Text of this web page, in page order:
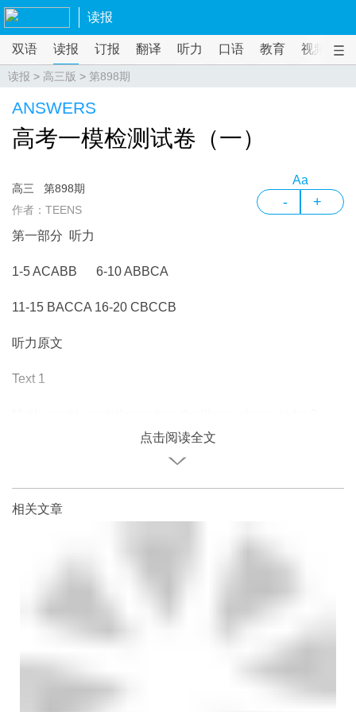
读报
双语 读报 订报 翻译 听力 口语 教育 视频
读报 > 高三版 > 第898期
ANSWERS
高考一模检测试卷（一）
高三
第898期
作者：TEENS
Aa
- +
第一部分 听力
1-5 ACABB 6-10 ABBCA
11-15 BACCA 16-20 CBCCB
听力原文
Text 1
点击阅读全文
相关文章